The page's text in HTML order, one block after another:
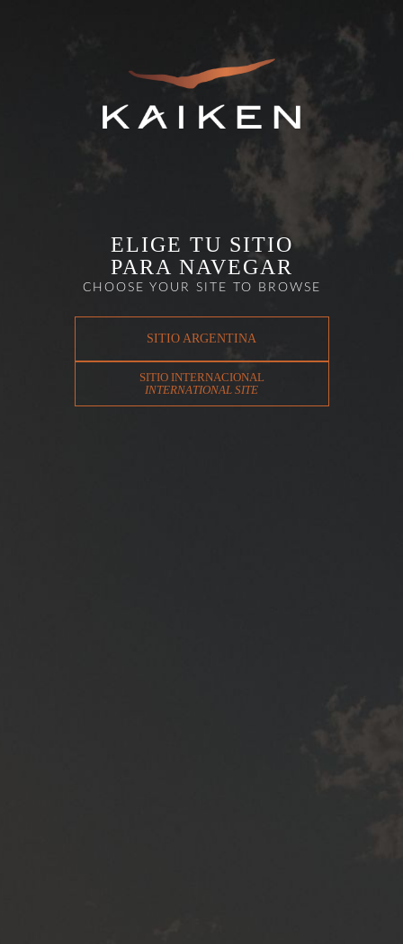
ELIGE TU SITIO
PARA NAVEGAR
CHOOSE YOUR SITE TO BROWSE
SITIO ARGENTINA
SITIO INTERNACIONAL
INTERNATIONAL SITE